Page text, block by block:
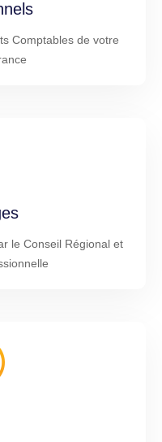
Comptables de votre
le Conseil Régional et